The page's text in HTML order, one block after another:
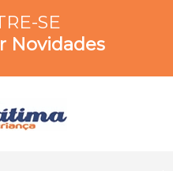
SE
Novidades